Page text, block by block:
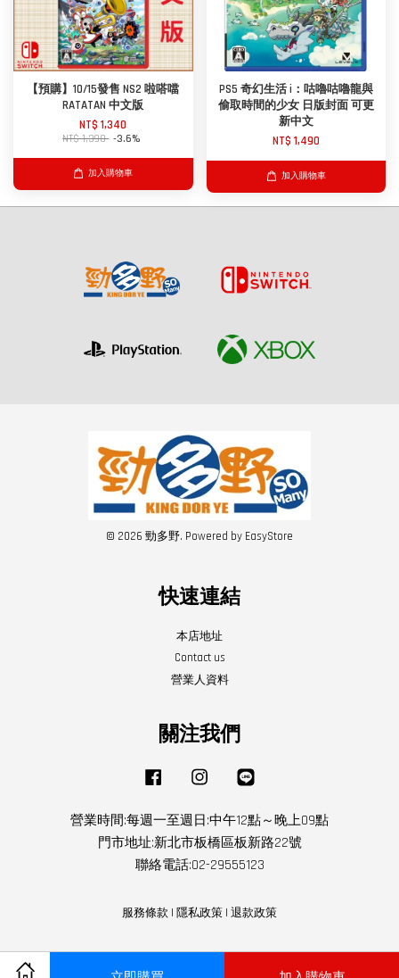
【預購】10/15發售 NS2 啦嗒噹
RATATAN 中文版
NT$ 1,340
NT$ 1,390 -3.6%
加入購物車
PS5 奇幻生活 i：咕嚕咕嚕龍與
偷取時間的少女 日版封面 可更
新中文
NT$ 1,490
加入購物車
© 2026 勁多野. Powered by EasyStore
快速連結
本店地址
Contact us
營業人資料
關注我們
Facebook Instagram
營業時間:每週一至週日:中午12點～晚上09點
門市地址:新北市板橋區板新路22號
聯絡電話:02-29555123
服務條款 | 隱私政策 | 退款政策